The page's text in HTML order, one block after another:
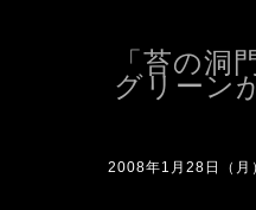
「苔の
グリーン
2008年1月28日（